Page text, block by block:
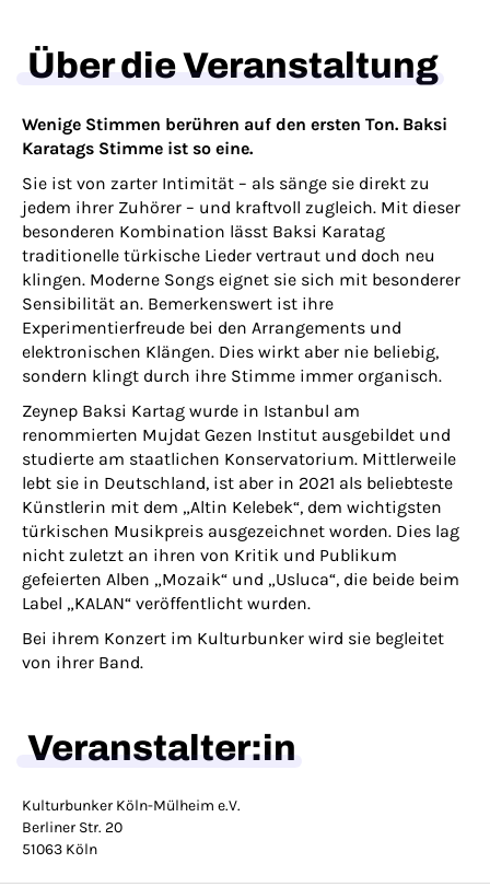
Über die Veranstaltung
Wenige Stimmen berühren auf den ersten Ton. Baksi
Karatags Stimme ist so eine.
Sie ist von zarter Intimität – als sänge sie direkt zu
jedem ihrer Zuhörer – und kraftvoll zugleich. Mit dieser
besonderen Kombination lässt Baksi Karatag
traditionelle türkische Lieder vertraut und doch neu
klingen. Moderne Songs eignet sie sich mit besonderer
Sensibilität an. Bemerkenswert ist ihre
Experimentierfreude bei den Arrangements und
elektronischen Klängen. Dies wirkt aber nie beliebig,
sondern klingt durch ihre Stimme immer organisch.
Zeynep Baksi Kartag wurde in Istanbul am
renommierten Mujdat Gezen Institut ausgebildet und
studierte am staatlichen Konservatorium. Mittlerweile
lebt sie in Deutschland, ist aber in 2021 als beliebteste
Künstlerin mit dem „Altin Kelebek“, dem wichtigsten
türkischen Musikpreis ausgezeichnet worden. Dies lag
nicht zuletzt an ihren von Kritik und Publikum
gefeierten Alben „Mozaik“ und „Usluca“, die beide beim
Label „KALAN“ veröffentlicht wurden.
Bei ihrem Konzert im Kulturbunker wird sie begleitet
von ihrer Band.
Veranstalter:in
Kulturbunker Köln-Mülheim e.V.
Berliner Str. 20
51063 Köln